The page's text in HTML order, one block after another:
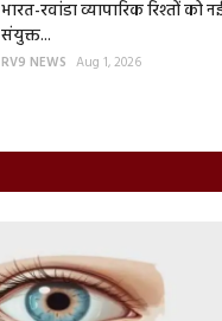
भारत-रवांडा व्यापारिक रिश्तों को
संयुक्त...
RV9 NEWS Aug 1, 2026